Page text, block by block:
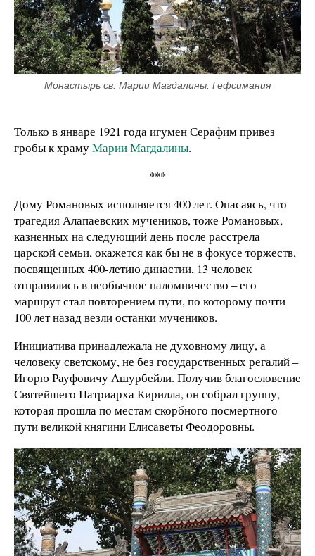
Монастырь св. Марии Магдалины. Гефсимания
Только в январе 1921 года игумен Серафим привез
гробы к храмуМарии Магдалины.
***
Дому Романовых исполняется 400 лет. Опасаясь, что
трагедия Алапаевских мучеников, тоже Романовых,
казненных на следующий день после расстрела
царской семьи, окажется как бы не в фокусе торжеств,
посвященных 400-летию династии, 13 человек
отправились в необычное паломничество – его
маршрут стал повторением пути, по которому почти
100 лет назад везли останки мучеников.
Инициатива принадлежала не духовному лицу, а
человеку светскому, не без государственных регалий –
Игорю Рауфовичу Ашурбейли. Получив благословение
Святейшего Патриарха Кирилла, он собрал группу,
которая прошла по местам скорбного посмертного
пути великой княгини Елисаветы Феодоровны.